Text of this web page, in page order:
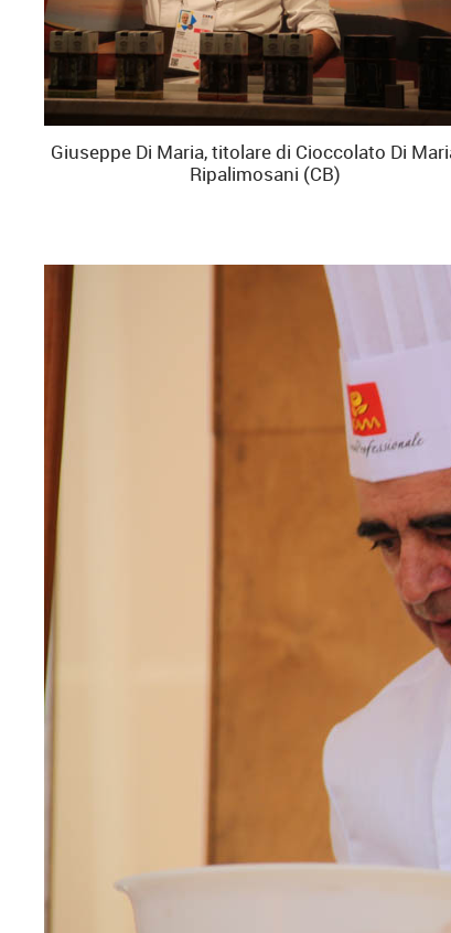
Giuseppe Di Maria, titolare di Cioccolato Di
Ripalimosani (CB)